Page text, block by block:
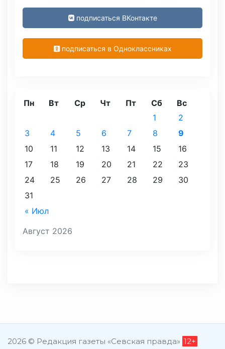
подписаться ВКонтакте
подписаться в Одноклассниках
Август 2026
Пн Вт Ср Чт Пт Сб Вс
« Июл
1
2
3
4 5 6 7 8
9
10
11 12 13 14 15
16
17
18 19 20 21 22
23
24
25 26 27 28 29
30
31
2026 © Редакция газеты «Севская правда» 12+